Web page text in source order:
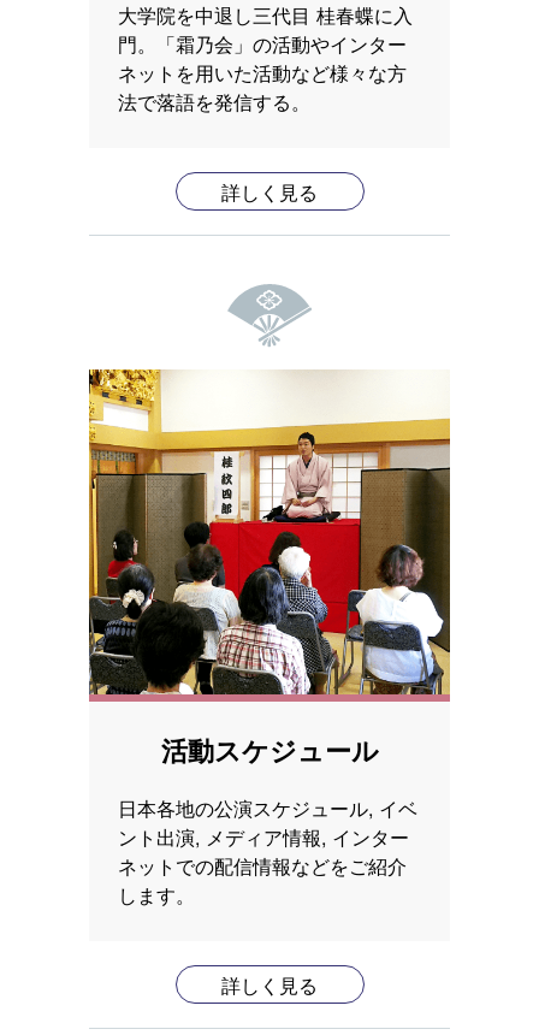
大学院を中退し三代目 桂春蝶に入
門。「霜乃会」の活動やインター
ネットを用いた活動など様々な方
法で落語を発信する。
詳しく見る
活動スケジュール
日本各地の公演スケジュール, イベ
ント出演, メディア情報, インター
ネットでの配信情報などをご紹介
します。
詳しく見る